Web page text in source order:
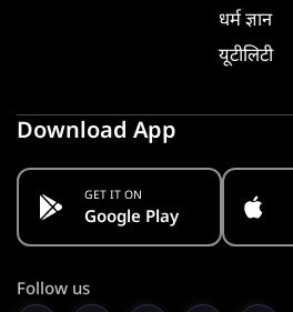
धर्म ज्ञान
यूटीलिटी
Download App
GET IT ON
Google Play
Follow us